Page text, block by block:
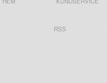
RSS